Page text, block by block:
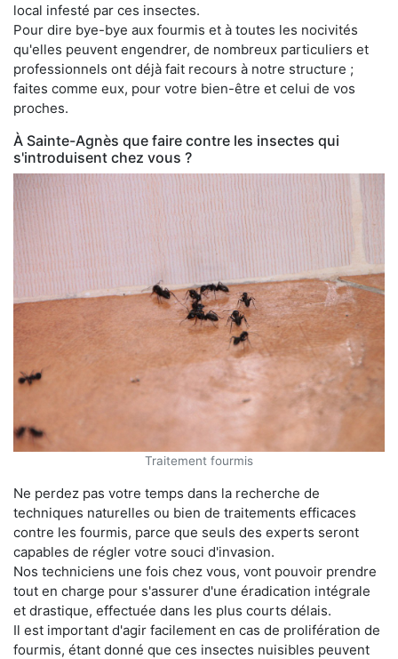
local infesté par ces insectes.
Pour dire bye-bye aux fourmis et à toutes les nocivités
qu'elles peuvent engendrer, de nombreux particuliers et
professionnels ont déjà fait recours à notre structure ;
faites comme eux, pour votre bien-être et celui de vos
proches.
À Sainte-Agnès que faire contre les insectes qui
s'introduisent chez vous ?
Traitement fourmis
Ne perdez pas votre temps dans la recherche de
techniques naturelles ou bien de traitements efficaces
contre les fourmis, parce que seuls des experts seront
capables de régler votre souci d'invasion.
Nos techniciens une fois chez vous, vont pouvoir prendre
tout en charge pour s'assurer d'une éradication intégrale
et drastique, effectuée dans les plus courts délais.
Il est important d'agir facilement en cas de prolifération de
fourmis, étant donné que ces insectes nuisibles peuvent